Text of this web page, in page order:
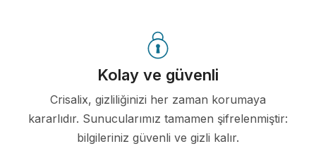
Kolay ve güvenli
Crisalix, gizliliğinizi her zaman korumaya
kararlıdır. Sunucularımız tamamen şifrelenmiştir:
bilgileriniz güvenli ve gizli kalır.